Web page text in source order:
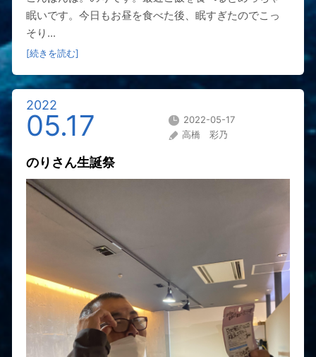
眠いです。今日もお昼を食べた後、眠すぎたのでこっ
そり...
[続きを読む]
2022
05.17
2022-05-17
高橋 彩乃
のりさん生誕祭